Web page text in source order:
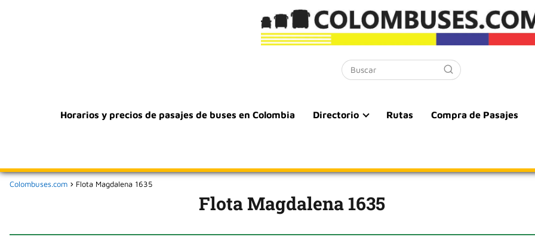
Horarios y precios de pasajes de buses en Colombia Directorio Rutas Compra de Pasajes
Colombuses.com Flota Magdalena 1635
Flota Magdalena 1635